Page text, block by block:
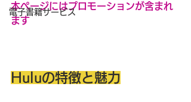
電子書籍サービス
本ページにはプロモーションが含まれ
ます
Huluの特徴と魅力